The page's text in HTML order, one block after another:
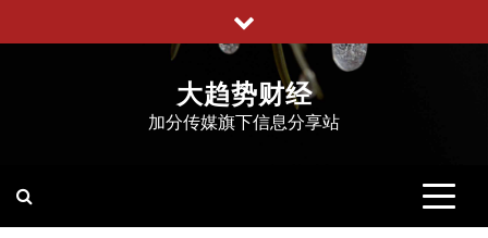
至
大趋势财经
加分传媒旗下信息分享站